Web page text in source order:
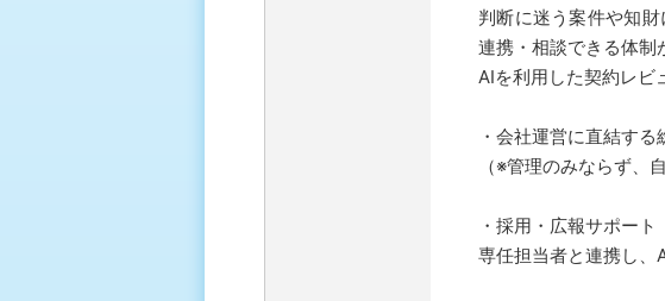
判断に迷う案件や知
連携・相談できる体制
AIを利用した契約レビ
・会社運営に直結する
（※管理のみならず、
・採用・広報サポート
専任担当者と連携し、